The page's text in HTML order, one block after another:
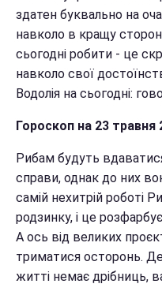
здатен буквально на
навколо в кращу
сьогодні робити - це
навколо свої
Водолія на сьогодні:
Гороскоп на 23 травня
Рибам будуть
справи, однак до них
самій нехитрій роботі
родзинку, і це
А ось від великих
триматися осторонь.
житті немає дрібниць,